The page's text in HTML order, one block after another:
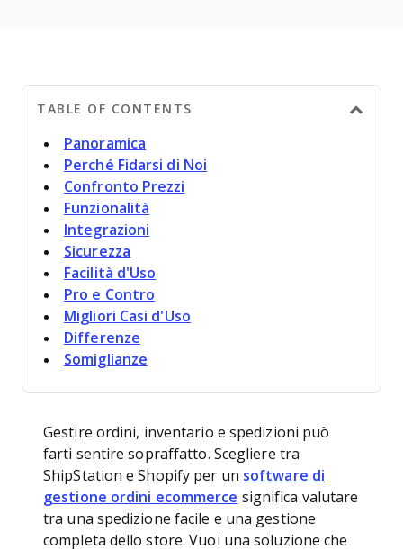
TABLE OF CONTENTS
Panoramica
Perché Fidarsi di Noi
Confronto Prezzi
Funzionalità
Integrazioni
Sicurezza
Facilità d'Uso
Pro e Contro
Migliori Casi d'Uso
Differenze
Somiglianze
Gestire ordini, inventario e spedizioni può
farti sentire sopraffatto. Scegliere tra
ShipStation e Shopify per un software di
gestione ordini ecommerce significa valutare
tra una spedizione facile e una gestione
completa dello store. Vuoi una soluzione che